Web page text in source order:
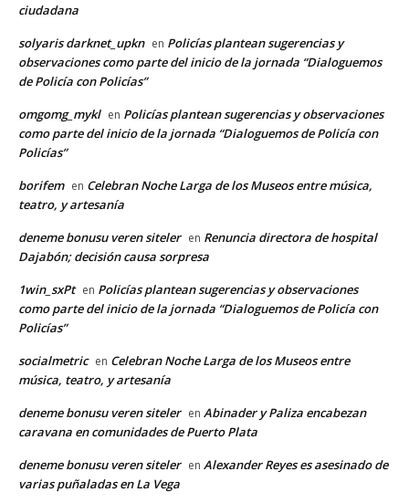
ciudadana
solyaris darknet_upkn en Policías plantean sugerencias y
observaciones como parte del inicio de la jornada “Dialoguemos
de Policía con Policías”
omgomg_mykl en Policías plantean sugerencias y observaciones
como parte del inicio de la jornada “Dialoguemos de Policía con
Policías”
borifem en Celebran Noche Larga de los Museos entre música,
teatro, y artesanía
deneme bonusu veren siteler en Renuncia directora de hospital
Dajabón; decisión causa sorpresa
1win_sxPt en Policías plantean sugerencias y observaciones
como parte del inicio de la jornada “Dialoguemos de Policía con
Policías”
socialmetric en Celebran Noche Larga de los Museos entre
música, teatro, y artesanía
deneme bonusu veren siteler en Abinader y Paliza encabezan
caravana en comunidades de Puerto Plata
deneme bonusu veren siteler en Alexander Reyes es asesinado de
varias puñaladas en La Vega